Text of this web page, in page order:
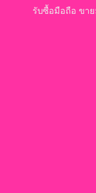
รับซื้อมือถือ ขา